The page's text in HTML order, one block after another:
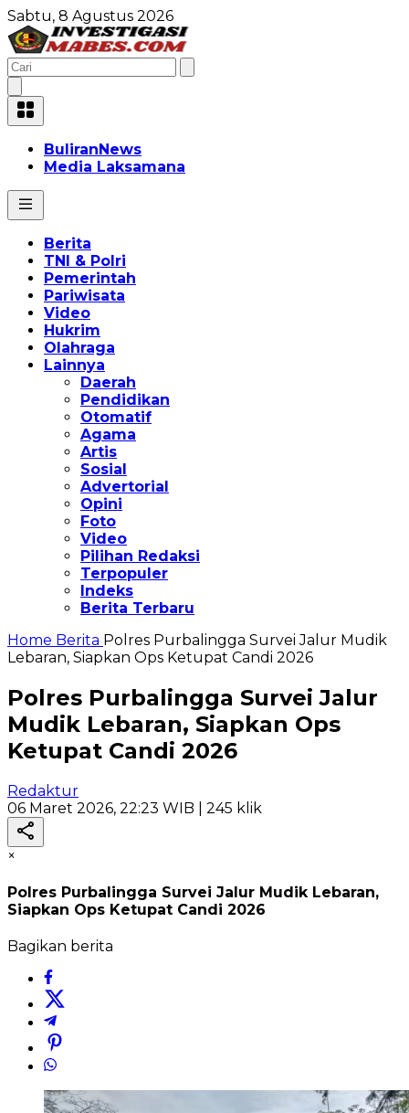
Sabtu, 8 Agustus 2026
BuliranNews
Media Laksamana
Berita
TNI & Polri
Pemerintah
Pariwisata
Video
Hukrim
Olahraga
Lainnya
Daerah
Pendidikan
Otomatif
Agama
Artis
Sosial
Advertorial
Opini
Foto
Video
Pilihan Redaksi
Terpopuler
Indeks
Berita Terbaru
Home Berita Polres Purbalingga Survei Jalur Mudik
Lebaran, Siapkan Ops Ketupat Candi 2026
Polres Purbalingga Survei Jalur
Mudik Lebaran, Siapkan Ops
Ketupat Candi 2026
Redaktur
06 Maret 2026, 22:23 WIB | 245 klik
×
Polres Purbalingga Survei Jalur Mudik Lebaran,
Siapkan Ops Ketupat Candi 2026
Bagikan berita